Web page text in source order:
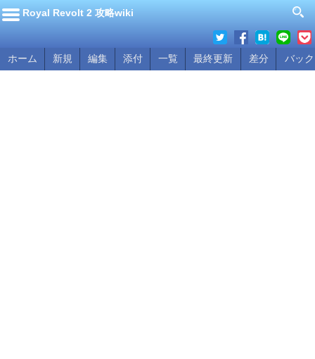
Royal Revolt 2 攻略wiki
ホーム 新規 編集 添付 一覧 最終更新 差分 バッ